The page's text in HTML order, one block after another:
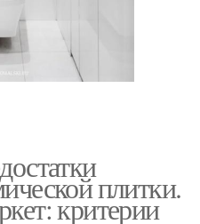
плитки.
критерии